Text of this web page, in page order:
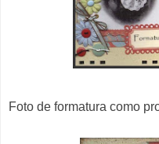
Foto de formatura como